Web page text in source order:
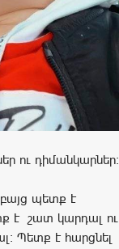
ու դիմանկարներ։
պետք է
է շատ կարդալ ու
Պետք է հարցնել